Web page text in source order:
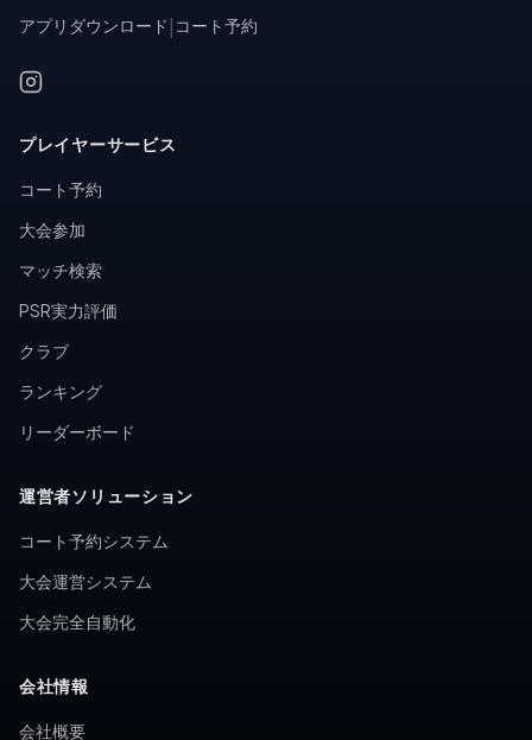
アプリダウンロード コート予約
プレイヤーサービス
コート予約
大会参加
マッチ検索
PSR実力評価
クラブ
ランキング
リーダーボード
運営者ソリューション
コート予約システム
大会運営システム
大会完全自動化
会社情報
会社概要